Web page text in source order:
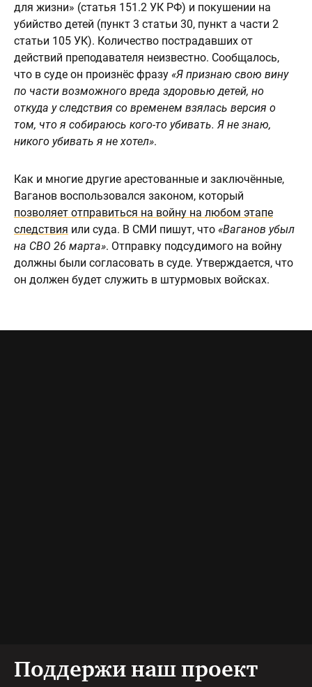
для жизни» (статья 151.2 УК РФ) и покушении на
убийство детей (пункт 3 статьи 30, пункт а части 2
статьи 105 УК). Количество пострадавших от
действий преподавателя неизвестно. Сообщалось,
что в суде он произнёс фразу «Я признаю свою вину
по части возможного вреда здоровью детей, но
откуда у следствия со временем взялась версия о
том, что я собираюсь кого-то убивать. Я не знаю,
никого убивать я не хотел».
Как и многие другие арестованные и заключённые,
Ваганов воспользовался законом, который
позволяет отправиться на войну на любом этапе
следствия или суда. В СМИ пишут, что «Ваганов убыл
на СВО 26 марта». Отправку подсудимого на войну
должны были согласовать в суде. Утверждается, что
он должен будет служить в штурмовых войсках.
Поддержи наш проект